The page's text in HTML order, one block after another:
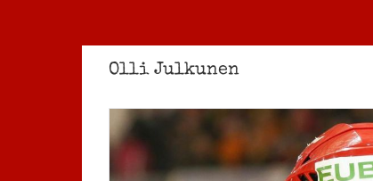
Olli Julkunen